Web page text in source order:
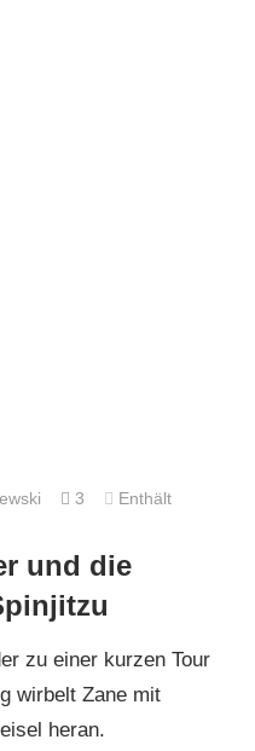
3
Enthält
und die
zu einer kurzen Tour
wirbelt Zane mit
heran.